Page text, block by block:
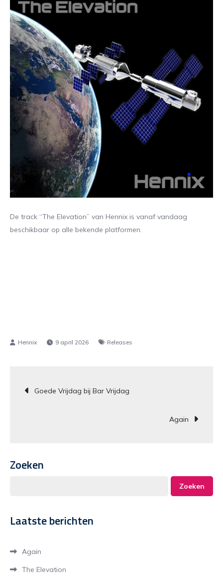
De track “The Elevation” van Hennix is vanaf vandaag
beschikbaar op alle bekende platformen.
9 april 2026 Releases
Bericht
Goede Vrijdag bij Bar Vrijdag
Again
Zoeken
Zoeken
Laatste berichten
Again
The Elevation